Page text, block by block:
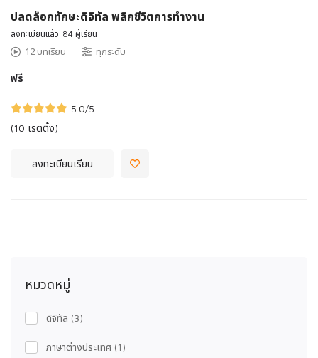
หมวดหมู่
ดิจิทัล (3)
ภาษาต่างประเทศ (1)
ปลดล็อกทักษะดิจิทัล พลิกชีวิตการทำงาน
ลงทะเบียนแล้ว:84 ผู้เรียน
12 บทเรียน ทุกระดับ
ฟรี
5.0/5
(10 เรตติ้ง)
ลงทะเบียนเรียน